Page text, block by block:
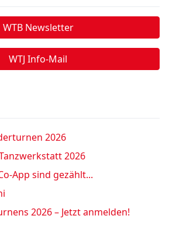
WTB Newsletter
WTJ Info-Mail
2026
2026
App sind gezählt...
2026 – Jetzt anmelden!